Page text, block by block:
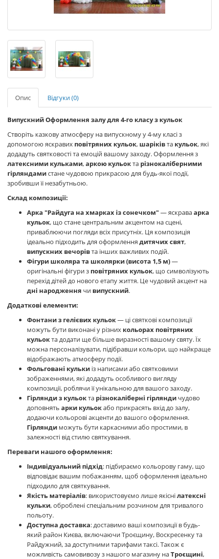
Опис Відгуки (0)
Випускний Оформлення залу для 4-го класу з кульок
Створіть казкову атмосферу на випускному у 4-му класі з
допомогою яскравих повітряних кульок, шаріківта кульок, які
додадуть святковості та емоцій вашому заходу. Оформлення з
латексними кульками,аркою кульокта різнокаліберними
гірляндамистане чудовою прикрасою для будь-якої події,
зробивши її незабутньою.
Склад композиції:
Арка "Райдуга на хмарках із сонечком"— яскраваарка
кульок, що стане центральним акцентом на сцені,
приваблюючи погляди всіх присутніх. Ця композиція
ідеально підходить для оформлення дитячих свят,
випускних вечорівта інших важливих подій.
Фігури школяра та школярки (висота 1,5 м)—
оригінальні фігури з повітряних кульок, що символізують
перехід дітей до нового етапу життя. Це чудовий акцент на
дні народження чи випускний.
Додаткові елементи:
Фонтани з гелієвих кульок— ці святкові композиції
можуть бути виконані у різних кольорах повітряних
кульокта додати ще більше виразності вашому святу. Їх
можна персоналізувати, підібравши кольори, що найкраще
відображають атмосферу події.
Фольговані кульки із написами або святковими
зображеннями, які додадуть особливого вигляду
композиції, роблячи її унікальною для вашого заходу.
Гірлянди з кульокта різнокаліберні гірлянди чудово
доповнять арки кульокабо прикрасять вхід до залу,
додаючи кольорові акценти до вашого оформлення.
Гірлянди можуть бути каркасними або простими, в
залежності від стилю святкування.
Переваги нашого оформлення:
Індивідуальний підхід: підбираємо кольорову гаму, що
відповідає вашим побажанням, щоб оформлення ідеально
підходило для святкування.
Якість матеріалів: використовуємо лише якіснілатексні
кульки, оброблені спеціальним розчином для тривалого
польоту.
Доступна доставка: доставимо ваші композиції в будь-
який район Києва, включаючи Троєщину, Воскресенку та
Райдужний, за доступними тарифами таксі. Також є
можливість самовивозу з нашого магазину наТроєщині,